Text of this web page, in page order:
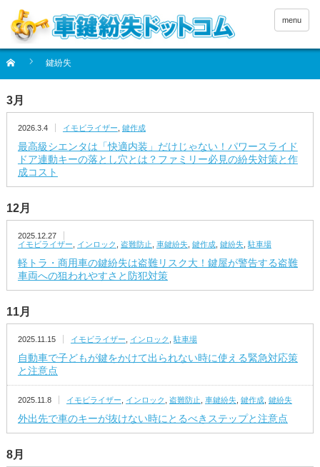
menu
鍵紛失
3月
2026.3.4 イモビライザー 鍵作成
最高級シエンタは「快適内装」だけじゃない！パワースライド
ドア連動キーの落とし穴とは？ファミリー必見の紛失対策と作
成コスト
12月
2025.12.27
イモビライザー
インロック 盗難防止 車鍵紛失, 鍵作成, 鍵紛失, 駐車場
軽トラ・商用車の鍵紛失は盗難リスク大！鍵屋が警告する盗難
車両への狙われやすさと防犯対策
11月
2025.11.15 イモビライザー インロック 駐車場
自動車で子どもが鍵をかけて出られない時に使える緊急対応策
と注意点
2025.11.8 イモビライザー インロック 盗難防止 車鍵紛失, 鍵作成, 鍵紛失
外出先で車のキーが抜けない時にとるべきステップと注意点
8月